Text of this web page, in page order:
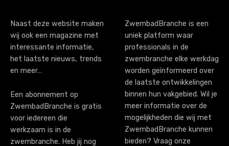
i
o
n
Naast deze website maken
wij ook een magazine met
interessante informatie,
het laatste nieuws, trends
en meer…
Een abonnement op
ZwembadBranche is gratis
voor iedereen die
werkzaam is in de
zwembranche. Heb jij nog
ZwembadBranche is een
uniek platform waar
professionals in de
zwembranche elke werkdag
worden geïnformeerd over
de laatste ontwikkelingen
binnen hun vakgebied. Wil je
meer informatie over de
mogelijkheden die wij met
ZwembadBranche kunnen
bieden? Vraag onze